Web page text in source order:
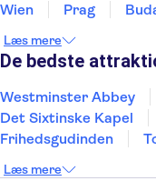
Wien
Prag
Kiel
Helsingborg
Læs mere
De bedste
Westminster Abbey
Det Sixtinske Kapel
Frihedsgudinden
Burj Khalifa
Læs mere